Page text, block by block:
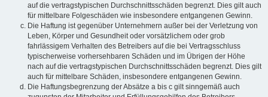
auf die vertragstypischen Durchschnittsschäden begrenzt. Dies gilt auch
für mittelbare Folgeschäden wie insbesondere entgangenen Gewinn.
Die Haftung ist gegenüber Unternehmern außer bei der Verletzung von
Leben, Körper und Gesundheit oder vorsätzlichem oder grob
fahrlässigem Verhalten des Betreibers auf die bei Vertragsschluss
typischerweise vorhersehbaren Schäden und im Übrigen der Höhe
nach auf die vertragstypischen Durchschnittsschäden begrenzt. Dies gilt
auch für mittelbare Schäden, insbesondere entgangenen Gewinn.
Die Haftungsbegrenzung der Absätze a bis c gilt sinngemäß auch